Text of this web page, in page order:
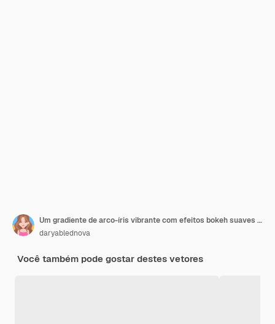
Um gradiente de arco-íris vibrante com efeitos bokeh suaves criando um fundo sonhoso e caprichoso
daryablednova
Você também pode gostar destes vetores